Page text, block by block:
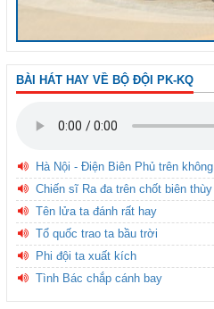
BÀI HÁT HAY VỀ BỘ ĐỘI PK-KQ
Hà Nội - Điện Biên Phủ trên không
Chiến sĩ Ra đa trên chốt biên thùy
Tên lửa ta đánh rất hay
Tổ quốc trao ta bầu trời
Phi đội ta xuất kích
Tình Bác chắp cánh bay